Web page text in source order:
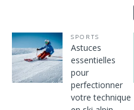
SPORTS
Astuces
essentielles
pour
perfectionner
votre technique